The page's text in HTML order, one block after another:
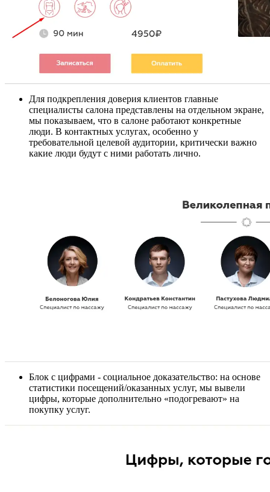
Для подкрепления доверия клиентов главные
специалисты салона представлены на отдельном экране,
мы показываем, что в салоне работают конкретные
люди. В контактных услугах, особенно у
требовательной целевой аудитории, критически важно
какие люди будут с ними работать лично.
Блок с цифрами - социальное доказательство: на основе
статистики посещений/оказанных услуг, мы вывели
цифры, которые дополнительно «подогревают» на
покупку услуг.